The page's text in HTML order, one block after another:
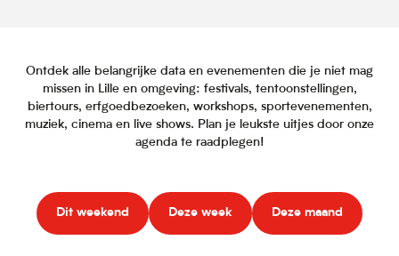
Ontdek alle belangrijke data en evenementen die je niet mag
missen in Lille en omgeving: festivals, tentoonstellingen,
biertours, erfgoedbezoeken, workshops, sportevenementen,
muziek, cinema en live shows. Plan je leukste uitjes door onze
agenda te raadplegen!
Dit weekend Deze week Deze maand